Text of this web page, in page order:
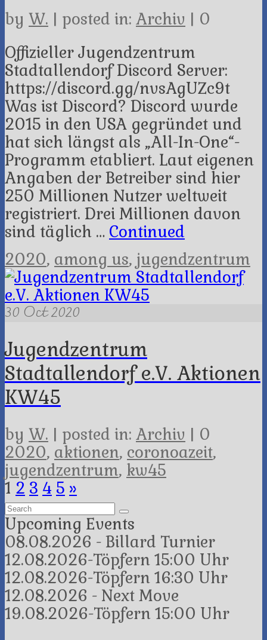
by W. | posted in: Archiv | 0
Offizieller Jugendzentrum
Stadtallendorf Discord Server:
https://discord.gg/nvsAgUZc9t
Was ist Discord? Discord wurde
2015 in den USA gegründet und
hat sich längst als „All-In-One“-
Programm etabliert. Laut eigenen
Angaben der Betreiber sind hier
250 Millionen Nutzer weltweit
registriert. Drei Millionen davon
sind täglich … Continued
2020, among us, jugendzentrum
30Oct 2020
Jugendzentrum
Stadtallendorf e.V. Aktionen
KW45
by W. | posted in: Archiv | 0
2020, aktionen, coronoazeit,
jugendzentrum, kw45
Posts
pagination
1 2 3 4 5 »
Search
for:
Upcoming Events
08.08.2026 - Billard Turnier
12.08.2026-Töpfern 15:00 Uhr
12.08.2026-Töpfern 16:30 Uhr
12.08.2026 - Next Move
19.08.2026-Töpfern 15:00 Uhr